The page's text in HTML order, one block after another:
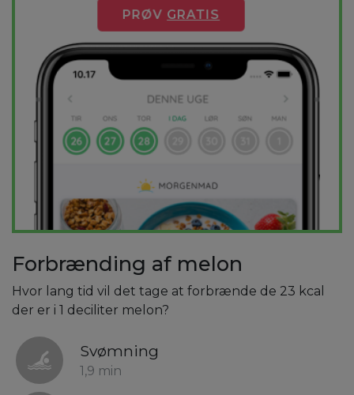
PRØV GRATIS
Forbrænding af melon
Hvor lang tid vil det tage at forbrænde de 23 kcal
der er i 1 deciliter melon?
Svømning
1,9 min